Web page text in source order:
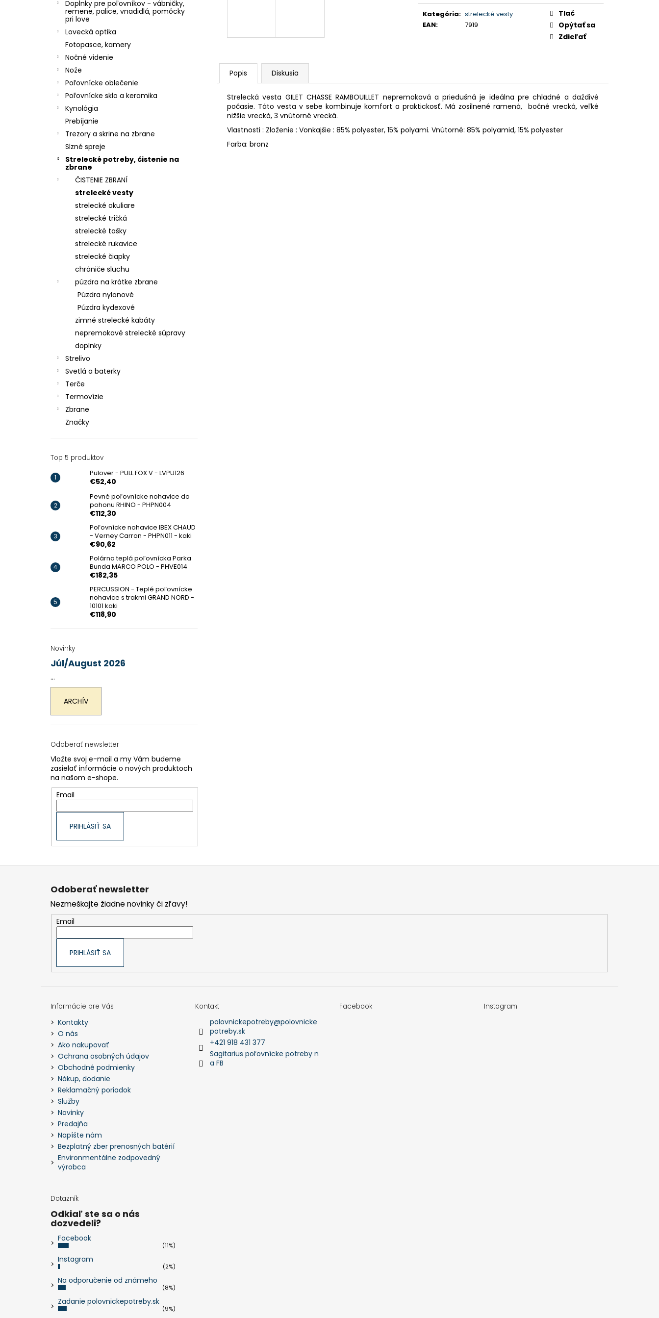
Doplnky pre poľovníkov - vábničky,
remene, palice, vnadidlá, pomôcky
pri love
Lovecká optika
Fotopasce, kamery
Nočné videnie
Nože
Poľovnícke oblečenie
Poľovnícke sklo a keramika
Kynológia
Prebíjanie
Trezory a skrine na zbrane
Slzné spreje
Strelecké potreby, čistenie na
zbrane
ČISTENIE ZBRANÍ
strelecké vesty
strelecké okuliare
strelecké tričká
strelecké tašky
strelecké rukavice
strelecké čiapky
chrániče sluchu
púzdra na krátke zbrane
Púzdra nylonové
Púzdra kydexové
zimné strelecké kabáty
nepremokavé strelecké súpravy
doplnky
Strelivo
Svetlá a baterky
Terče
Termovízie
Zbrane
Značky
Top 5 produktov
Pulover - PULL FOX V - LVPU126
€52,40
Pevné poľovnícke nohavice do
pohonu RHINO - PHPN004
€112,30
Poľovnícke nohavice IBEX CHAUD
- Verney Carron - PHPN011 - kaki
€90,62
Polárna teplá poľovnícka Parka
Bunda MARCO POLO - PHVE014
€182,35
PERCUSSION - Teplé poľovnícke
nohavice s trakmi GRAND NORD -
10101 kaki
€118,90
Novinky
Júl/August 2026
...
ARCHÍV
Odoberať newsletter
Vložte svoj e-mail a my Vám budeme
zasielať informácie o nových produktoch
na našom e-shope.
Email
PRIHLÁSIŤ SA
Kategória: strelecké vesty
EAN: 7919
Tlač
Opýtať sa
Zdieľať
Popis Diskusia
Strelecká vesta GILET CHASSE RAMBOUILLET nepremokavá a priedušná je ideálna pre chladné a daždivé
počasie. Táto vesta v sebe kombinuje komfort a praktickosť. Má zosilnené ramená, bočné vrecká, veľké
nižšie vrecká, 3 vnútorné vrecká.
Vlastnosti : Zloženie : Vonkajšie : 85% polyester, 15% polyami. Vnútorné: 85% polyamid, 15% polyester
Farba: bronz
Z
Odoberať newsletter
Nezmeškajte žiadne novinky či zľavy!
Email
PRIHLÁSIŤ SA
Informácie pre Vás
Kontakty
O nás
Ako nakupovať
Ochrana osobných údajov
Obchodné podmienky
Nákup, dodanie
Reklamačný poriadok
Služby
Novinky
Predajňa
Napíšte nám
Bezplatný zber prenosných batérií
Environmentálne zodpovedný
výrobca
Kontakt
polovnickepotreby@polovnicke
potreby.sk
+421 918 431 377
Sagitarius poľovnícke potreby n
a FB
Facebook Instagram
Dotazník
Odkiaľ ste sa o nás
dozvedeli?
Facebook
(11%)
Instagram
(2%)
Na odporučenie od známeho
(8%)
Zadanie polovnickepotreby.sk
(9%)